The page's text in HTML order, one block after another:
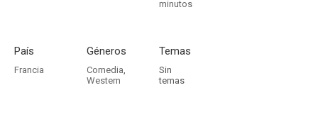
minutos
País
Francia
Géneros
Comedia,
Western
Temas
Sin
temas